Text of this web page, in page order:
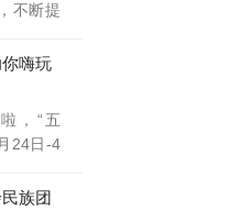
不断提
嗨玩
，“五
24日-4
族团